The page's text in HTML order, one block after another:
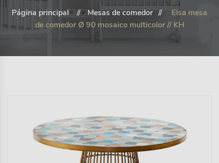
Página principal Mesas de comedor
Elsa mesa
de comedor Ø 90 mosaico multicolor // KH